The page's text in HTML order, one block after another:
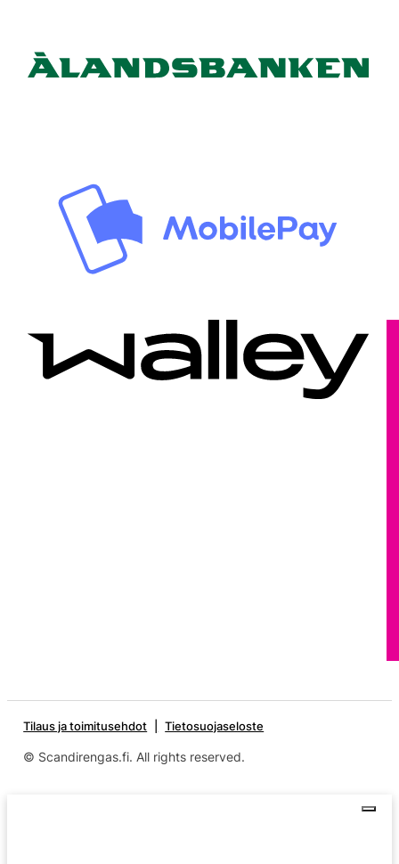
Tilaus ja toimitusehdot Tietosuojaseloste
© Scandirengas.fi. All rights reserved.